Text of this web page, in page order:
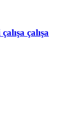
çalışa